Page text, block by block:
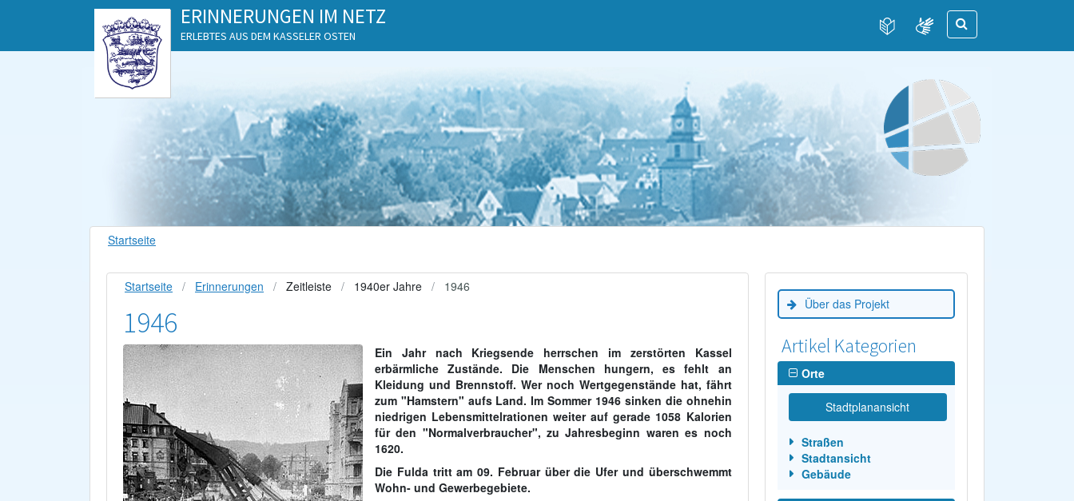
ERINNERUNGEN IM NETZ
ERLEBTES AUS DEM KASSELER OSTEN
Startseite
Startseite Erinnerungen Zeitleiste 1940er Jahre 1946
1946
Ein Jahr nach Kriegsende herrschen im zerstörten Kassel
erbärmliche Zustände. Die Menschen hungern, es fehlt an
Kleidung und Brennstoff. Wer noch Wertgegenstände hat, fährt
zum "Hamstern" aufs Land. ImSommer 1946 sinken die ohnehin
niedrigen Lebensmittelrationen weiter auf gerade 1058 Kalorien
für den "Normalverbraucher", zu Jahresbeginn waren es noch
1620.
Die Fulda tritt am 09. Februarüber die Ufer und überschwemmt
Wohn- und Gewerbegebiete.
Über das Projekt
Artikel Kategorien
Orte
Stadtplanansicht
Straßen
Stadtansicht
Gebäude